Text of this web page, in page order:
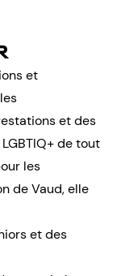
et
et des
de tout
les
de Vaud, elle
et des